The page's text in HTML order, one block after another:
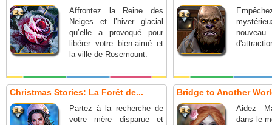
Affrontez la Reine des
Neiges et l’hiver glacial
qu’elle a provoqué pour
libérer votre bien-aimé et
la ville de Rosemount.
Christmas Stories: La Forêt de...
Partez à la recherche de
votre mère disparue et
Bridge to Another
Aidez
dans le